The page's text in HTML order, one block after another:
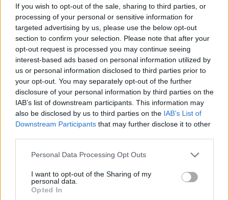
If you wish to opt-out of the sale, sharing to third parties, or
processing of your personal or sensitive information for
targeted advertising by us, please use the below opt-out
section to confirm your selection. Please note that after your
opt-out request is processed you may continue seeing
interest-based ads based on personal information utilized by
us or personal information disclosed to third parties prior to
your opt-out. You may separately opt-out of the further
disclosure of your personal information by third parties on the
IAB’s list of downstream participants. This information may
also be disclosed by us to third parties on the IAB’s List of
Downstream Participants that may further disclose it to other
Personal Data Processing Opt Outs
I want to opt-out of the Sharing of my
personal data.
Opted In
tartalmakért!
Jeep Wrangler Plug-in Hybrid